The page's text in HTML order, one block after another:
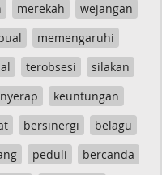
merekah
wejangan
memengaruhi
terobsesi
silakan
keuntungan
bersinergi
belagu
peduli
bercanda